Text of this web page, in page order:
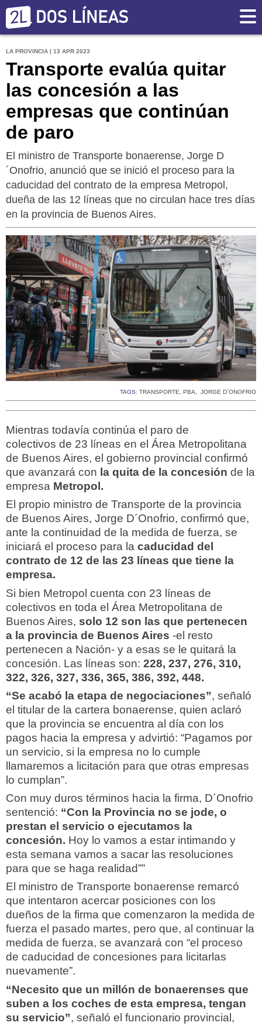
LA PROVINCIA | 13 APR 2023
Transporte evalúa quitar
las concesión a las
empresas que continúan
de paro
El ministro de Transporte bonaerense, Jorge D
´Onofrio, anunció que se inició el proceso para la
caducidad del contrato de la empresa Metropol,
dueña de las 12 líneas que no circulan hace tres días
en la provincia de Buenos Aires.
TAGS: TRANSPORTE, PBA, JORGE D`ONOFRIO
Mientras todavía continúa el paro de
colectivos de 23 líneas en el Área Metropolitana
de Buenos Aires, el gobierno provincial confirmó
que avanzará con la quita de la concesión de la
empresa Metropol.
El propio ministro de Transporte de la provincia
de Buenos Aires, Jorge D´Onofrio, confirmó que,
ante la continuidad de la medida de fuerza, se
iniciará el proceso para la caducidad del
contrato de 12 de las 23 líneas que tiene la
empresa.
Si bien Metropol cuenta con 23 líneas de
colectivos en toda el Área Metropolitana de
Buenos Aires, solo 12 son las que pertenecen
a la provincia de Buenos Aires -el resto
pertenecen a Nación- y a esas se le quitará la
concesión. Las líneas son: 228, 237, 276, 310,
322, 326, 327, 336, 365, 386, 392, 448.
“Se acabó la etapa de negociaciones”, señaló
el titular de la cartera bonaerense, quien aclaró
que la provincia se encuentra al día con los
pagos hacia la empresa y advirtió: “Pagamos por
un servicio, si la empresa no lo cumple
llamaremos a licitación para que otras empresas
lo cumplan”.
Con muy duros términos hacia la firma, D´Onofrio
sentenció: “Con la Provincia no se jode, o
prestan el servicio o ejecutamos la
concesión. Hoy lo vamos a estar intimando y
esta semana vamos a sacar las resoluciones
para que se haga realidad””
El ministro de Transporte bonaerense remarcó
que intentaron acercar posiciones con los
dueños de la firma que comenzaron la medida de
fuerza el pasado martes, pero que, al continuar la
medida de fuerza, se avanzará con “el proceso
de caducidad de concesiones para licitarlas
nuevamente”.
“Necesito que un millón de bonaerenses que
suben a los coches de esta empresa, tengan
su servicio”, señaló el funcionario provincial,